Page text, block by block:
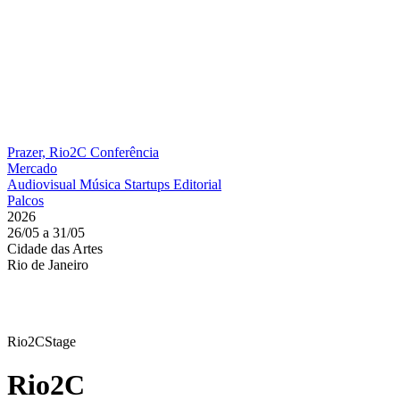
Prazer, Rio2C Conferência
Mercado
Audiovisual Música Startups Editorial
Palcos
2026
26/05 a 31/05
Cidade das Artes
Rio de Janeiro
Rio2CStage
Rio2C